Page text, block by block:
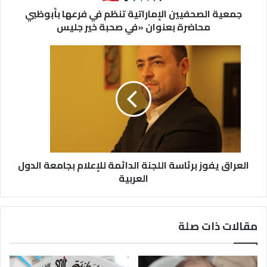
جمعية الصحفيين الإماراتية تنظم في فرعها بأبوظبي
محاضرة بعنوان «في صحبة خير جليس
العراق يفوز برئاسة اللجنة الدائمة للإعلام بجامعة الدول
العربية
مقالات ذات صلة